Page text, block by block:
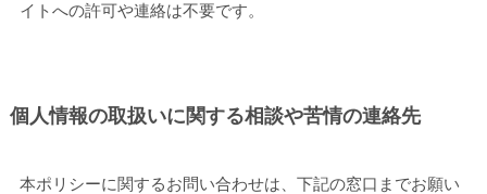
イトへの許可や連絡は不要です。
個人情報の取扱いに関する相談や苦情の連絡先
本ポリシーに関するお問い合わせは、下記の窓口までお願い